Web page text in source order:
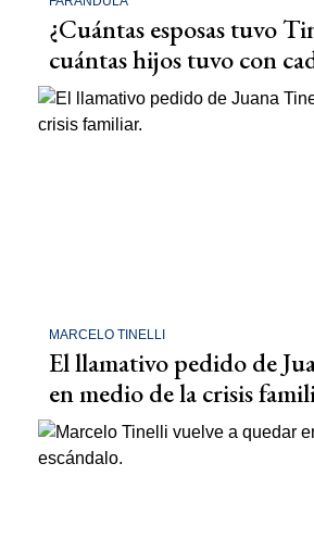
¿Cuántas esposas tuvo
cuántas hijos tuvo con
MARCELO TINELLI
El llamativo pedido de
en medio de la crisis